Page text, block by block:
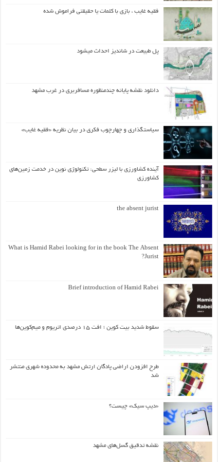
فقیه غایب ، بازی با کلمات یا حقیقتی فراموش شده
پل طبیعت در شاندیز احداث میشود
دانلود نقشه پایانه چندمنظوره مسافربری در غرب مشهد
سیاستگذاری و چهارچوب فکری در بیان نظریه «فقیه غایب»
آینده کشاورزی با لیزر سطحی: تکنولوژی نوین در خدمت زمین‌های
کشاورزی
the absent jurist
What is Hamid Rabei looking for in the book The Absent
Jurist?
Brief introduction of Hamid Rabei
سقوط شدید بیت کوین ؛ افت ۱۵ درصدی اتریوم و میم‌کوین‌ها
طرح افزودن اراضی پادگان ارتش مشهد به محدوده شهری منتشر
شد
«دیپ سیک» چیست؟
نقشه تدقیق گسل‌های مشهد